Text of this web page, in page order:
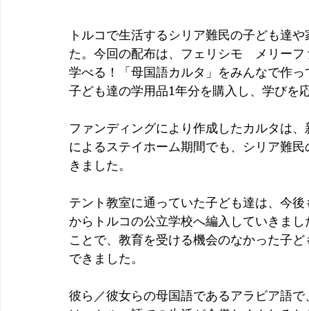
トルコで生活するシリア難民の子ども達
た。今回の配布は、フェリシモ　メリー
学べる！「母国語カルタ」をみんなで作っ
子ども達の学用品1年分を購入し、学びを
ファンディングにより作成したカルタは
によるステイホーム期間でも、シリア難
きました。
テント教室に通っていた子ども達は、今
からトルコの公立学校へ編入していきま
ことで、教育を受ける機会のなかった子
できました。
彼ら／彼女らの母国語であるアラビア語